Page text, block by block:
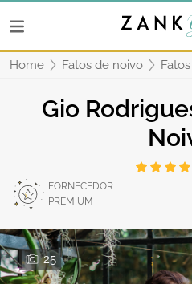
Home Fatos de noivo
Gio
FORNECEDOR
PREMIUM
25